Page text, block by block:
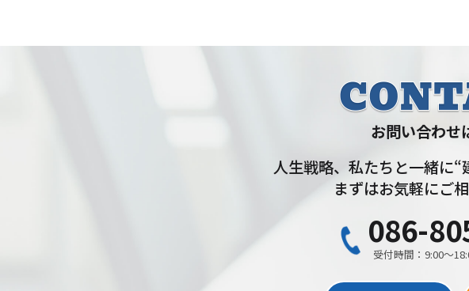
お問い合わせ
人生戦略、私たちと一緒に“
まずはお気軽にご
086-
受付時間：9:00〜